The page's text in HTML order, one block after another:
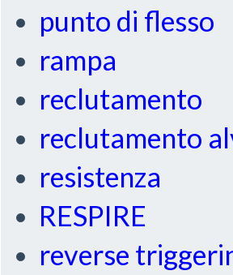
punto di flesso
rampa
reclutamento
reclutamento
resistenza
RESPIRE
reverse